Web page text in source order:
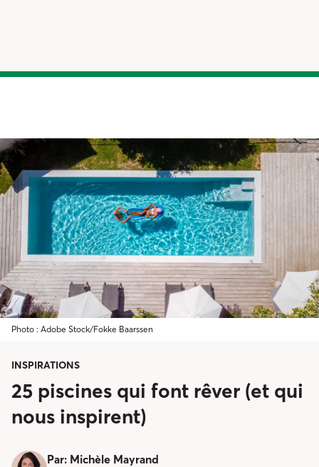
Photo : Adobe Stock/Fokke Baarssen
INSPIRATIONS
25 piscines qui font rêver (et qui
nous inspirent)
Par: Michèle Mayrand